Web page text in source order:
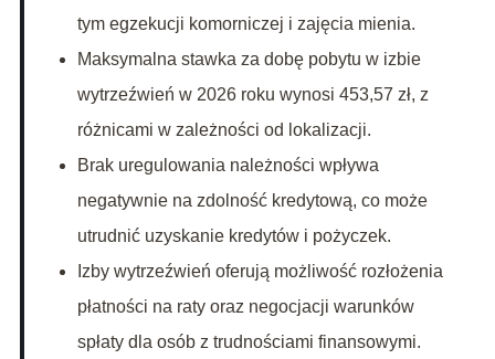
tym egzekucji komorniczej i zajęcia mienia.
Maksymalna stawka za dobę pobytu w izbie
wytrzeźwień w 2026 roku wynosi 453,57 zł, z
różnicami w zależności od lokalizacji.
Brak uregulowania należności wpływa
negatywnie na zdolność kredytową, co może
utrudnić uzyskanie kredytów i pożyczek.
Izby wytrzeźwień oferują możliwość rozłożenia
płatności na raty oraz negocjacji warunków
spłaty dla osób z trudnościami finansowymi.